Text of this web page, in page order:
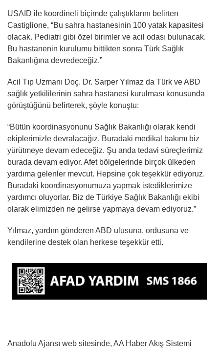
USAID ile koordineli biçimde çalıştıklarını belirten
Castiglione, “Bu sahra hastanesinin 100 yatak kapasitesi
olacak. Pediatri gibi özel birimler ve acil odası bulunacak.
Bu hastanenin kurulumu bittikten sonra Türk Sağlık
Bakanlığına devredeceğiz.”
Acil Tıp Uzmanı Doç. Dr. Sarper Yılmaz da Türk ve ABD
sağlık yetkililerinin sahra hastanesi kurulması konusunda
görüştüğünü belirterek, şöyle konuştu:
“Bütün koordinasyonunu Sağlık Bakanlığı olarak kendi
ekiplerimizle devralacağız. Buradaki medikal bakımı biz
yürütmeye devam edeceğiz. Şu anda tedavi süreçlerimiz
burada devam ediyor. Afet bölgelerinde birçok ülkeden
yardıma gelenler mevcut. Hepsine çok teşekkür ediyoruz.
Buradaki koordinasyonumuza yapmak istediklerimize
yardımcı oluyorlar. Biz de Türkiye Sağlık Bakanlığı ekibi
olarak elimizden ne gelirse yapmaya devam ediyoruz.”
Yılmaz, yardım gönderen ABD ulusuna, ordusuna ve
kendilerine destek olan herkese teşekkür etti.
Anadolu Ajansı web sitesinde, AA Haber Akış Sistemi